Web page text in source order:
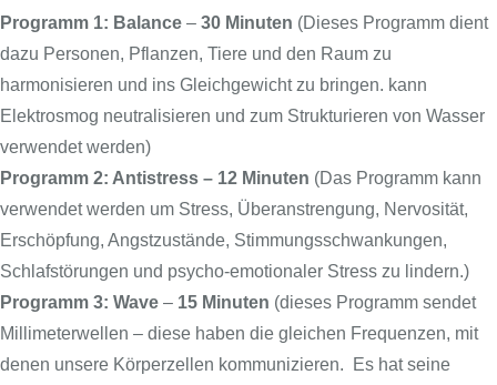
Programm 1: Balance – 30 Minuten (Dieses Programm dient
dazu Personen, Pflanzen, Tiere und den Raum zu
harmonisieren und ins Gleichgewicht zu bringen. kann
Elektrosmog neutralisieren und zum Strukturieren von Wasser
verwendet werden)
Programm 2: Antistress – 12 Minuten (Das Programm kann
verwendet werden um Stress, Überanstrengung, Nervosität,
Erschöpfung, Angstzustände, Stimmungsschwankungen,
Schlafstörungen und psycho-emotionaler Stress zu lindern.)
Programm 3: Wave – 15 Minuten (dieses Programm sendet
Millimeterwellen – diese haben die gleichen Frequenzen, mit
denen unsere Körperzellen kommunizieren. Es hat seine